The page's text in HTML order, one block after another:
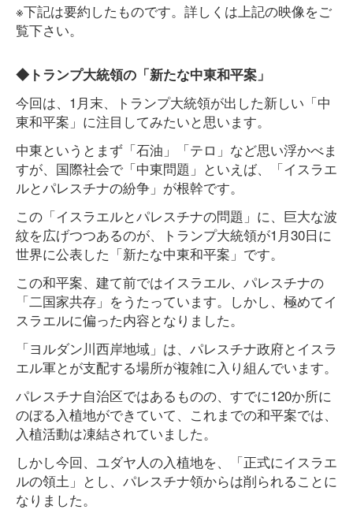
※下記は要約したものです。詳しくは上記の映像をご
覧下さい。
◆トランプ大統領の「新たな中東和平案」
今回は、1月末、トランプ大統領が出した新しい「中
東和平案」に注目してみたいと思います。
中東というとまず「石油」「テロ」など思い浮かべま
すが、国際社会で「中東問題」といえば、「イスラエ
ルとパレスチナの紛争」が根幹です。
この「イスラエルとパレスチナの問題」に、巨大な波
紋を広げつつあるのが、トランプ大統領が1月30日に
世界に公表した「新たな中東和平案」です。
この和平案、建て前ではイスラエル、パレスチナの
「二国家共存」をうたっています。しかし、極めてイ
スラエルに偏った内容となりました。
「ヨルダン川西岸地域」は、パレスチナ政府とイスラ
エル軍とが支配する場所が複雑に入り組んでいます。
パレスチナ自治区ではあるものの、すでに120か所に
のぼる入植地ができていて、これまでの和平案では、
入植活動は凍結されていました。
しかし今回、ユダヤ人の入植地を、「正式にイスラエ
ルの領土」とし、パレスチナ領からは削られることに
なりました。